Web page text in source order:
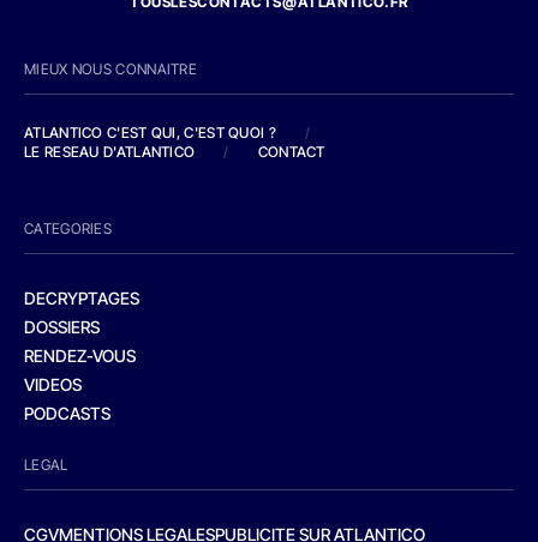
MIEUX NOUS CONNAITRE
ATLANTICO C'EST QUI, C'EST QUOI ?
/
LE RESEAU D'ATLANTICO
/ CONTACT
CATEGORIES
DECRYPTAGES
DOSSIERS
RENDEZ-VOUS
VIDEOS
PODCASTS
LEGAL
CGVMENTIONS LEGALESPUBLICITE SUR ATLANTICO